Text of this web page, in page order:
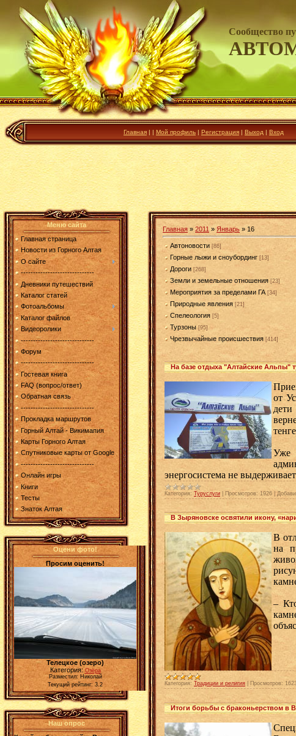
Сообщество
Главная | | Мой профиль | Регистрация | Выход | Вход
Меню сайта
Главная страница
Новости из Горного Алтая
О сайте
------------------------------
Дневники путешествий
Каталог статей
Фотоальбомы
Каталог файлов
Видеоролики
------------------------------
Форум
------------------------------
Гостевая книга
FAQ (вопрос/ответ)
Обратная связь
------------------------------
Прокладка маршрутов
Горный Алтай - Викимапия
Карты Горного Алтая
Спутниковые карты от Google
------------------------------
Онлайн игры
Книги
Тесты
Знаток Алтая
Оцени фото!
Просим оценить!
Телецкое (озеро)
Категория:Озёра
Разместил: Николай
Текущий рейтинг: 3.2
Наш опрос
Главная » 2011 » Январь » 16
Автоновости [86]
Горные лыжи и сноубординг [13]
Дороги [268]
Земли и земельные отношения [23]
Мероприятия за пределами ГА [34]
Природные явления [21]
Спелеология [5]
Турзоны [95]
Чрезвычайные происшествия [414]
На базе отдыха "Алтайские Альпы"
от
Уже
энергосистема не
Категория: Туруслуги Просмотров: 1926
В Зыряновске освятили икону,
В
на
–
Категория: Традиции и религия Просмотров:
Итоги борьбы с браконьерством в